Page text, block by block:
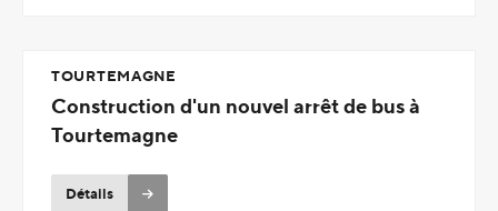
TOURTEMAGNE
Construction d'un nouvel arrêt de bus à
Tourtemagne
Détails